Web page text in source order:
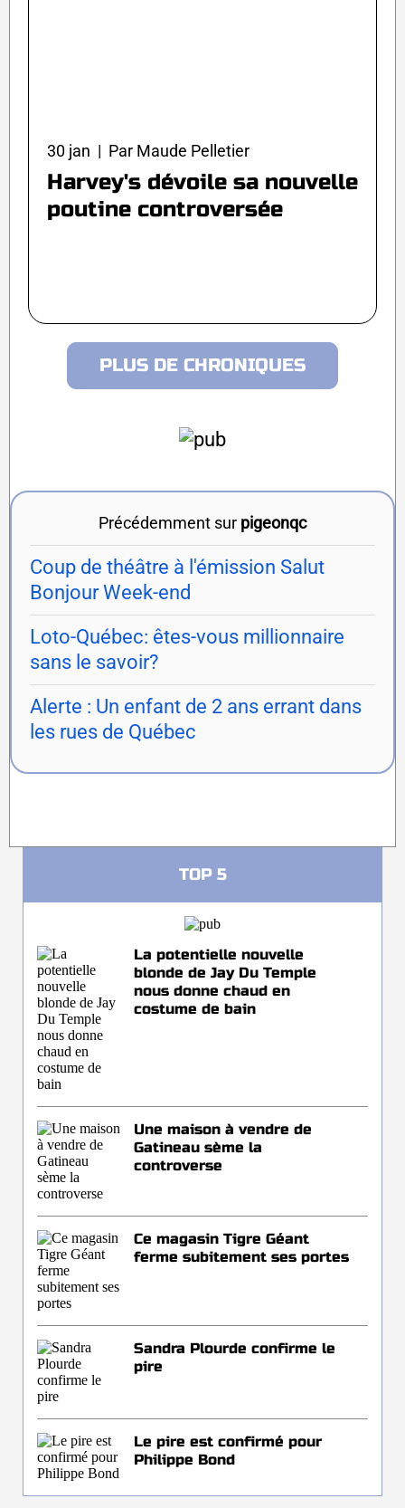
30 jan | Par Maude Pelletier
Harvey's dévoile sa nouvelle
poutine controversée
PLUS DE CHRONIQUES
Précédemment sur pigeonqc
Coup de théâtre à l'émission Salut
Bonjour Week-end
Loto-Québec: êtes-vous millionnaire
sans le savoir?
Alerte : Un enfant de 2 ans errant dans
les rues de Québec
TOP 5
La potentielle nouvelle
blonde de Jay Du Temple
nous donne chaud en
costume de bain
Une maison à vendre de
Gatineau sème la
controverse
Ce magasin Tigre Géant
ferme subitement ses portes
Sandra Plourde confirme le
pire
Le pire est confirmé pour
Philippe Bond